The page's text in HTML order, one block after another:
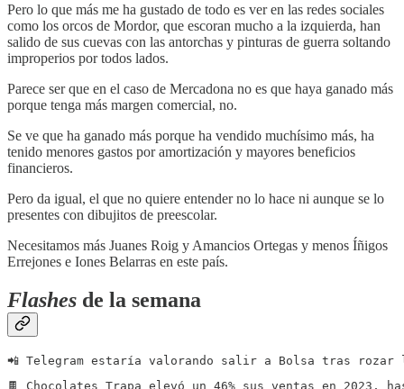
Pero lo que más me ha gustado de todo es ver en las redes sociales
como los orcos de Mordor, que escoran mucho a la izquierda, han
salido de sus cuevas con las antorchas y pinturas de guerra soltando
improperios por todos lados.
Parece ser que en el caso de Mercadona no es que haya ganado más
porque tenga más margen comercial, no.
Se ve que ha ganado más porque ha vendido muchísimo más, ha
tenido menores gastos por amortización y mayores beneficios
financieros.
Pero da igual, el que no quiere entender no lo hace ni aunque se lo
presentes con dibujitos de preescolar.
Necesitamos más Juanes Roig y Amancios Ortegas y menos Íñigos
Errejones e Iones Belarras en este país.
Flashes de la semana
📲 Telegram estaría valorando salir a Bolsa tras
🍫 Chocolates Trapa elevó un 46% sus ventas en 2023,